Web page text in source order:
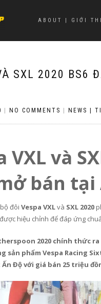
ABOUT | GIỚI
SXL 2020 BS6
NO COMMENTS NEWS |
VXL và
bán tại
đôi Vespa VXLvà SXL 2020
hiệu chỉnh để đáp ứng
2020 chính thức
sản phẩm Vespa Racing
Ấn Độ với giá bán 25 triệu